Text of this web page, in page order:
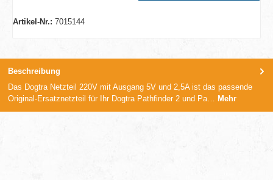
Artikel-Nr.: 7015144
Beschreibung
Das Dogtra Netzteil 220V mit Ausgang 5V und 2,5A ist das passende
Original-Ersatznetzteil für Ihr Dogtra Pathfinder 2 und Pa… Mehr